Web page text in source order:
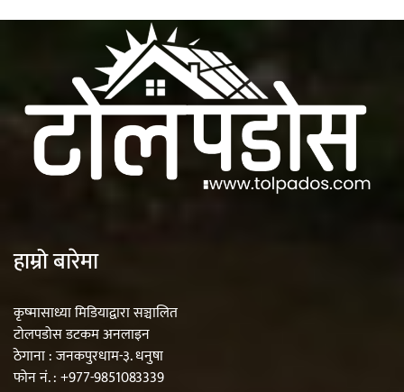
हाम्रो बारेमा
कृष्मासाध्या मिडियाद्वारा सञ्चालित
टोलपडोस डटकम अनलाइन
ठेगाना : जनकपुरधाम-३. धनुषा
फोन नं. : +977-9851083339